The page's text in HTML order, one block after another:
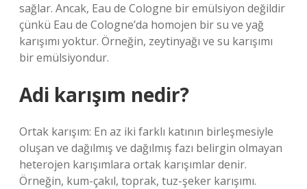
sağlar. Ancak, Eau de Cologne bir emülsiyon değildir
çünkü Eau de Cologne’da homojen bir su ve yağ
karışımı yoktur. Örneğin, zeytinyağı ve su karışımı
bir emülsiyondur.
Adi karışım nedir?
Ortak karışım: En az iki farklı katının birleşmesiyle
oluşan ve dağılmış ve dağılmış fazı belirgin olmayan
heterojen karışımlara ortak karışımlar denir.
Örneğin, kum-çakıl, toprak, tuz-şeker karışımı.